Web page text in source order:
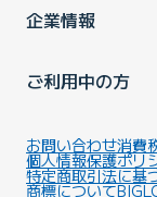
企業情報
ご利用中の方
お問い合わせ消費
個人情報保護ポリ
特定商取引法に基
商標について